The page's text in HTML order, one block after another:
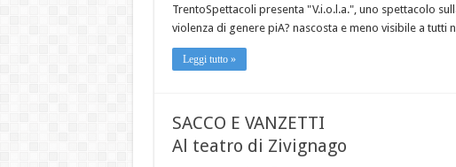
TrentoSpettacoli presenta "V.i.o.l.a.", uno spettacolo
violenza di genere piA? nascosta e meno visibile a tutti
Leggi tutto »
SACCO E VANZETTI
Al teatro di Zivignago